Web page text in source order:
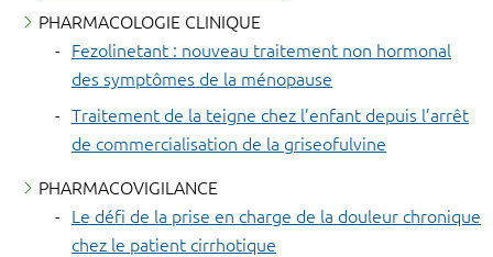
PHARMACOLOGIE CLINIQUE
Fezolinetant : nouveau traitement non hormonal
des symptômes de la ménopause
Traitement de la teigne chez l’enfant depuis l’arrêt
de commercialisation de la griseofulvine
PHARMACOVIGILANCE
Le défi de la prise en charge de la douleur chronique
chez le patient cirrhotique